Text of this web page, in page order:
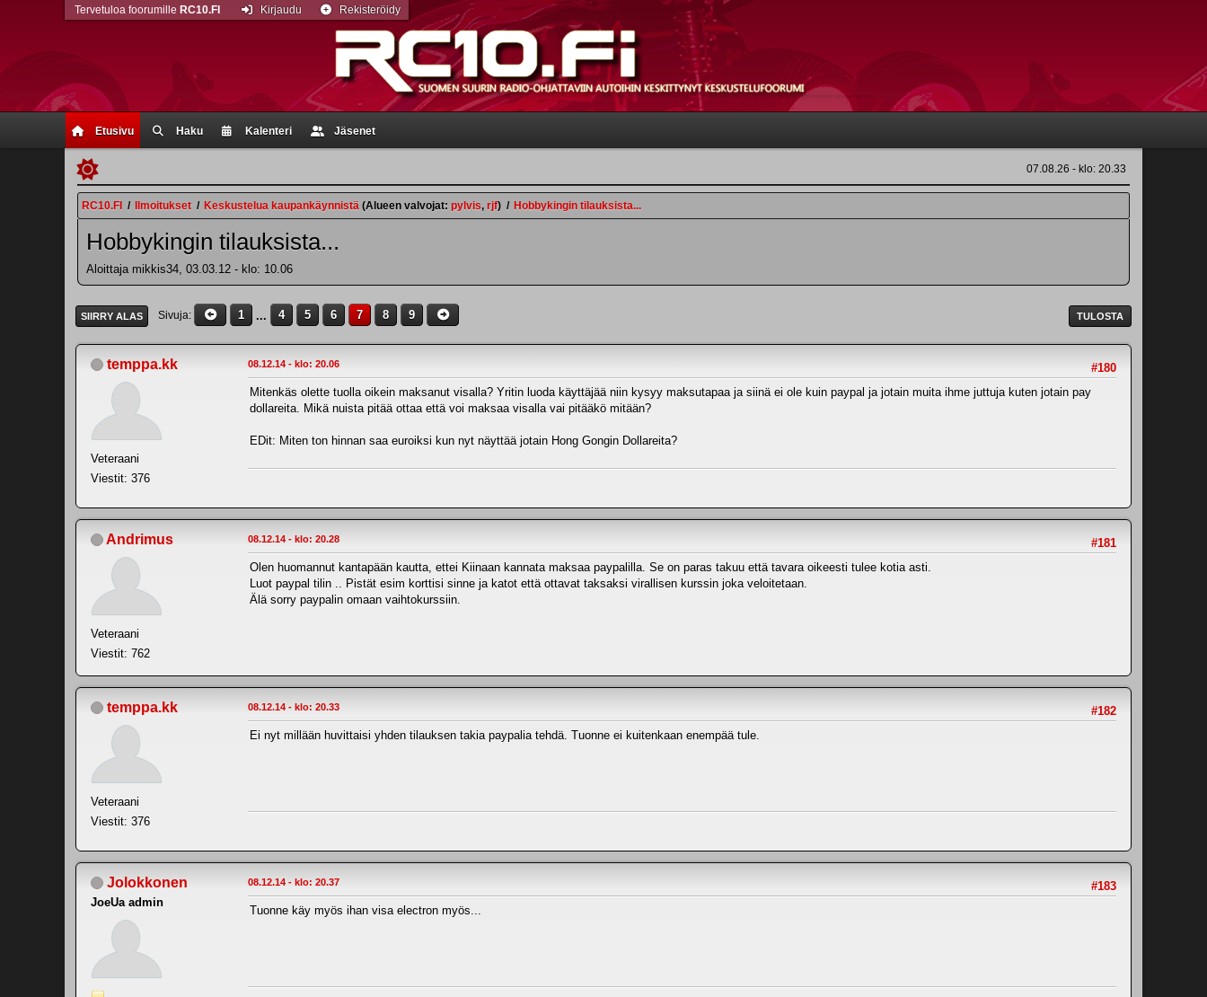
Etusivu Haku Kalenteri Jäsenet
Tervetuloa foorumille RC10.FI Kirjaudu Rekisteröidy
07.08.26 - klo: 20.33
RC10.FI / Ilmoitukset / Keskustelua kaupankäynnistä (Alueen valvojat: pylvis, rjf) / Hobbykingin tilauksista...
Hobbykingin tilauksista...
Aloittaja mikkis34, 03.03.12 - klo: 10.06
TULOSTA
SIIRRY ALAS Sivuja 1 ... 4 5 6 7 8 9
temppa.kk
Veteraani
Viestit: 376
#180
08.12.14 - klo: 20.06
Mitenkäs olette tuolla oikein maksanut visalla? Yritin luoda käyttäjää niin kysyy maksutapaa ja siinä ei ole kuin paypal ja jotain muita ihme juttuja kuten jotain pay
dollareita. Mikä nuista pitää ottaa että voi maksaa visalla vai pitääkö mitään?
EDit: Miten ton hinnan saa euroiksi kun nyt näyttää jotain Hong Gongin Dollareita?
Andrimus
Veteraani
Viestit: 762
#181
08.12.14 - klo: 20.28
Olen huomannut kantapään kautta, ettei Kiinaan kannata maksaa paypalilla. Se on paras takuu että tavara oikeesti tulee kotia asti.
Luot paypal tilin .. Pistät esim korttisi sinne ja katot että ottavat taksaksi virallisen kurssin joka veloitetaan.
Älä sorry paypalin omaan vaihtokurssiin.
temppa.kk
Veteraani
Viestit: 376
#182
08.12.14 - klo: 20.33
Ei nyt millään huvittaisi yhden tilauksen takia paypalia tehdä. Tuonne ei kuitenkaan enempää tule.
Jolokkonen
JoeUa admin
#183
08.12.14 - klo: 20.37
Tuonne käy myös ihan visa electron myös...